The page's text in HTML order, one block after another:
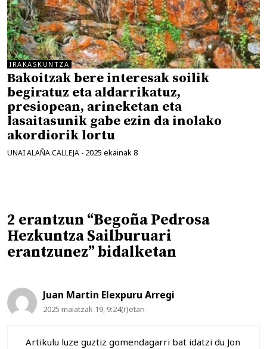
IRAKASKUNTZA
Bakoitzak bere interesak soilik
begiratuz eta aldarrikatuz,
presiopean, arineketan eta
lasaitasunik gabe ezin da inolako
akordiorik lortu
UNAI ALAÑA CALLEJA - 2025 ekainak 8
2 erantzun “Begoña Pedrosa
Hezkuntza Sailburuari
erantzunez” bidalketan
Juan Martin Elexpuru Arregi
2025 maiatzak 19, 9:24(r)etan
Artikulu luze guztiz gomendagarri bat idatzi du Jon